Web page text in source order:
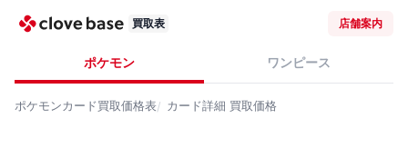
買取表 店舗案内
ポケモン ワンピース
ポケモンカード買取価格表 カード詳細 買取価格